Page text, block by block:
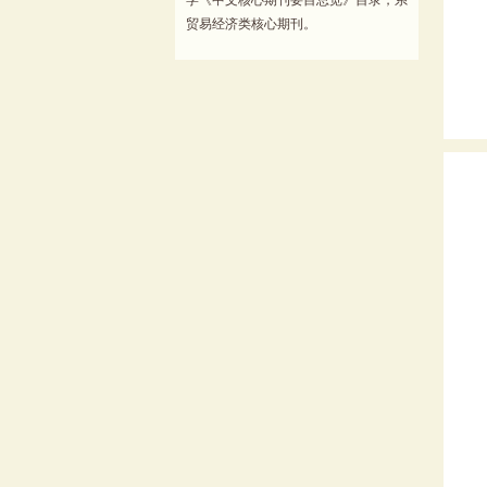
贸易经济类核心期刊。